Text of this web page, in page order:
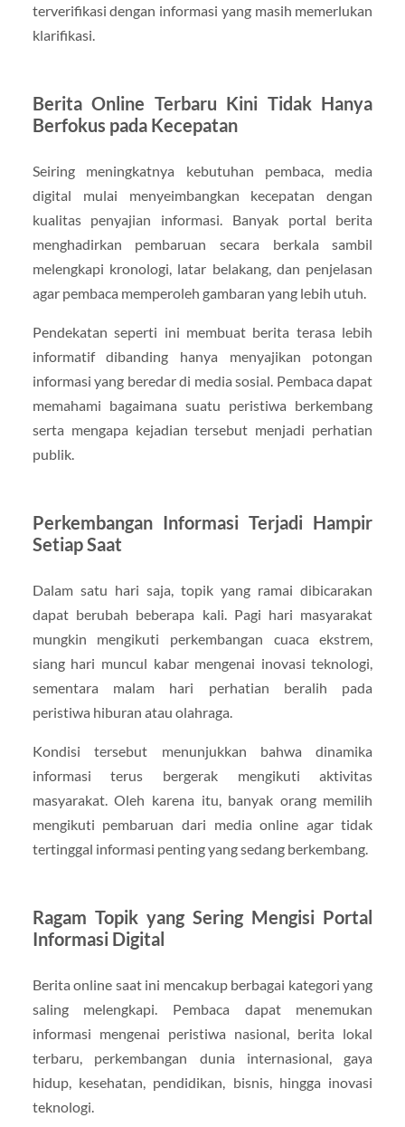
terverifikasi dengan informasi yang masih memerlukan
klarifikasi.
Berita Online Terbaru Kini Tidak Hanya
Berfokus pada Kecepatan
Seiring meningkatnya kebutuhan pembaca, media
digital mulai menyeimbangkan kecepatan dengan
kualitas penyajian informasi. Banyak portal berita
menghadirkan pembaruan secara berkala sambil
melengkapi kronologi, latar belakang, dan penjelasan
agar pembaca memperoleh gambaran yang lebih utuh.
Pendekatan seperti ini membuat berita terasa lebih
informatif dibanding hanya menyajikan potongan
informasi yang beredar di media sosial. Pembaca dapat
memahami bagaimana suatu peristiwa berkembang
serta mengapa kejadian tersebut menjadi perhatian
publik.
Perkembangan Informasi Terjadi Hampir
Setiap Saat
Dalam satu hari saja, topik yang ramai dibicarakan
dapat berubah beberapa kali. Pagi hari masyarakat
mungkin mengikuti perkembangan cuaca ekstrem,
siang hari muncul kabar mengenai inovasi teknologi,
sementara malam hari perhatian beralih pada
peristiwa hiburan atau olahraga.
Kondisi tersebut menunjukkan bahwa dinamika
informasi terus bergerak mengikuti aktivitas
masyarakat. Oleh karena itu, banyak orang memilih
mengikuti pembaruan dari media online agar tidak
tertinggal informasi penting yang sedang berkembang.
Ragam Topik yang Sering Mengisi Portal
Informasi Digital
Berita online saat ini mencakup berbagai kategori yang
saling melengkapi. Pembaca dapat menemukan
informasi mengenai peristiwa nasional, berita lokal
terbaru, perkembangan dunia internasional, gaya
hidup, kesehatan, pendidikan, bisnis, hingga inovasi
teknologi.